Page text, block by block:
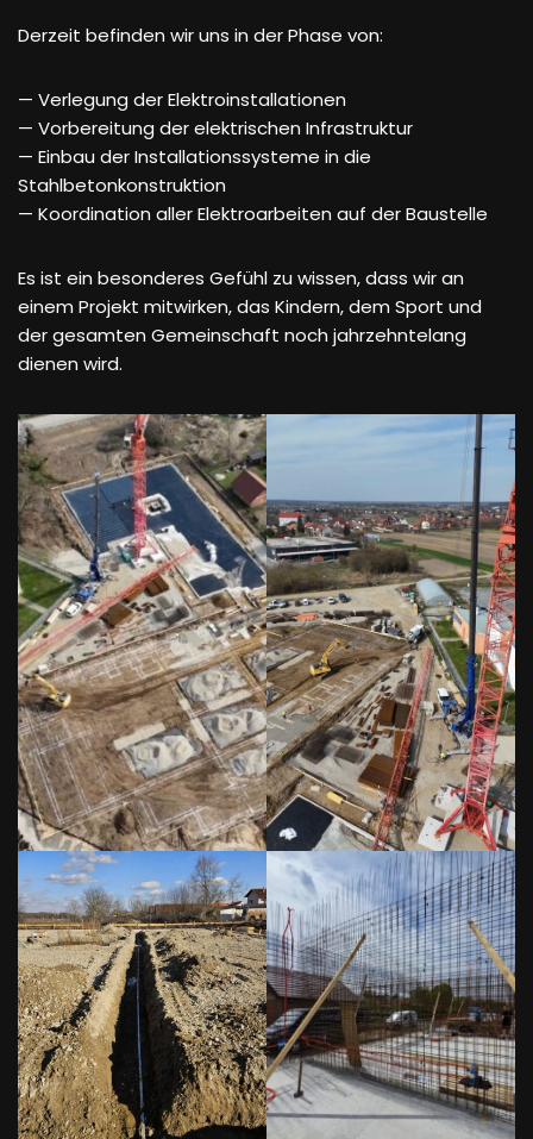
Derzeit befinden wir uns in der Phase von:
— Verlegung der Elektroinstallationen
— Vorbereitung der elektrischen Infrastruktur
— Einbau der Installationssysteme in die
Stahlbetonkonstruktion
— Koordination aller Elektroarbeiten auf der Baustelle
Es ist ein besonderes Gefühl zu wissen, dass wir an
einem Projekt mitwirken, das Kindern, dem Sport und
der gesamten Gemeinschaft noch jahrzehntelang
dienen wird.